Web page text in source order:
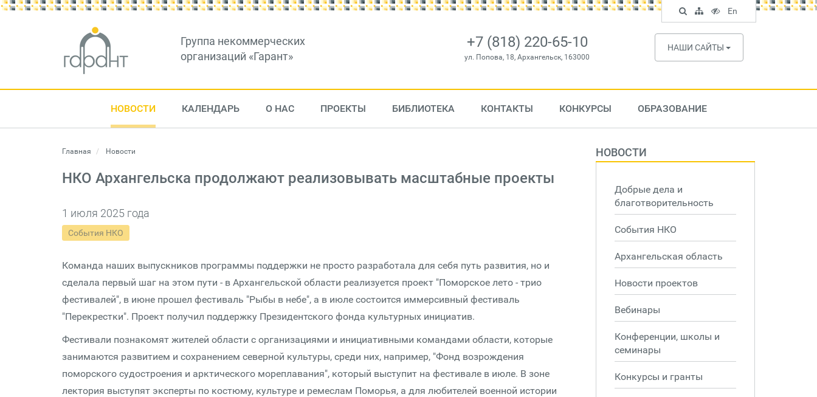
Группа некоммерческих
организаций «Гарант»
+7 (818) 220-65-10
ул. Попова, 18, Архангельск, 163000
НАШИ САЙТЫ
НОВОСТИ КАЛЕНДАРЬ О НАС ПРОЕКТЫ БИБЛИОТЕКА КОНТАКТЫ КОНКУРСЫ ОБРАЗОВАНИЕ
Главная Новости
НКО Архангельска продолжают реализовывать масштабные проекты
1 июля 2025 года
События НКО
Команда наших выпускников программы поддержки не просто разработала для себя путь развития, но и
сделала первый шаг на этом пути - в Архангельской области реализуется проект "Поморское лето - трио
фестивалей", в июне прошел фестиваль "Рыбы в небе", а в июле состоится иммерсивный фестиваль
"Перекрестки". Проект получил поддержку Президентского фонда культурных инициатив.
Фестивали познакомят жителей области с организациями и инициативными командами области, которые
занимаются развитием и сохранением северной культуры, среди них, например, "Фонд возрождения
поморского судостроения и арктического мореплавания", который выступит на фестивале в июле. В зоне
лектория выступят эксперты по костюму, культуре и ремеслам Поморья, а для любителей военной истории
НОВОСТИ
Добрые дела и
благотворительность
События НКО
Архангельская область
Новости проектов
Вебинары
Конференции, школы и
семинары
Конкурсы и гранты
Поиск
по
сайту
Карта
сайта
Версия
для
слабовидящих
En
English